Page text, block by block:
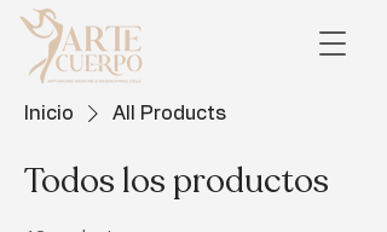
Inicio All Products
Todos los productos